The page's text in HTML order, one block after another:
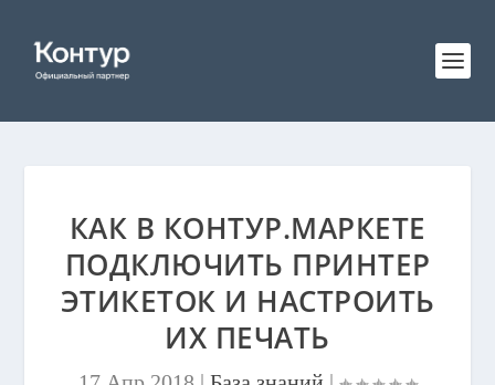
КАК В КОНТУР.МАРКЕТЕ
ПОДКЛЮЧИТЬ ПРИНТЕР
ЭТИКЕТОК И НАСТРОИТЬ
ИХ ПЕЧАТЬ